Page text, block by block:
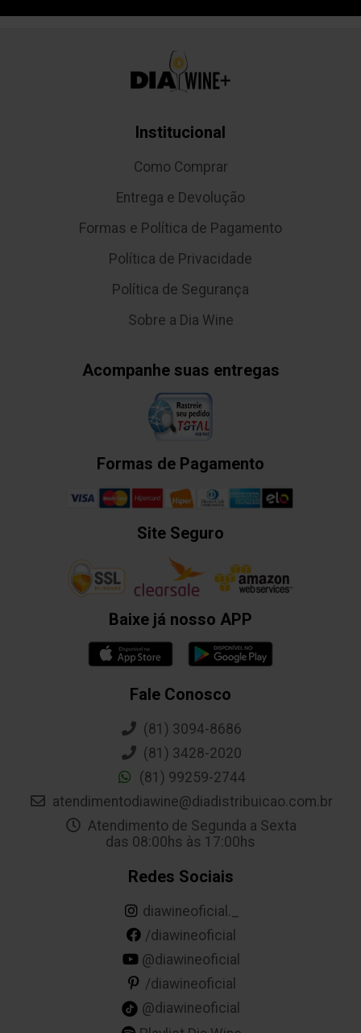
Institucional
Como Comprar
Entrega e Devolução
Formas e Política de Pagamento
Política de Privacidade
Política de Segurança
Sobre a Dia Wine
Acompanhe suas entregas
Formas de Pagamento
Site Seguro
Baixe já nosso APP
Fale Conosco
(81) 3094-8686
(81) 3428-2020
(81) 99259-2744
atendimentodiawine@diadistribuicao.com.br
Atendimento de Segunda a Sexta
das 08:00hs às 17:00hs
Redes Sociais
diawineoficial._
/diawineoficial
@diawineoficial
/diawineoficial
@diawineoficial